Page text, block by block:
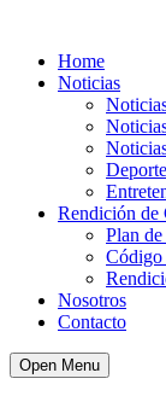
Home
Noticias
Rendición de
Plan
Código
Nosotros
Contacto
Open Menu